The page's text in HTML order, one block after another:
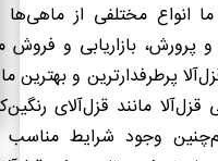
انواع مختلفی از ماهی‌ها
بازاریابی و فروش
پرطرفدارترین و
مانند قزل‌آلای
وجود شرایط مناسب